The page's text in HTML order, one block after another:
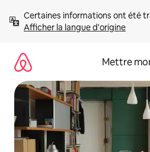
directement
Afficher la langue d'origine
Mettre